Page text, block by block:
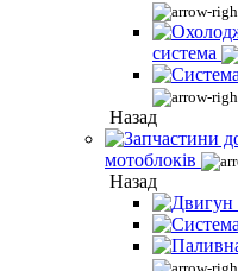
система
Назад
мотоблоків
Назад